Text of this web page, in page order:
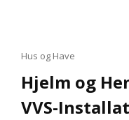
Cat
Links
Hus og Have
Hjelm og
VVS-